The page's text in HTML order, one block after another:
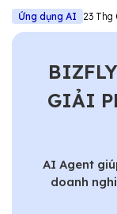
Ứng dụng AI 23 Thg
GIẢI
AI Agent
doanh